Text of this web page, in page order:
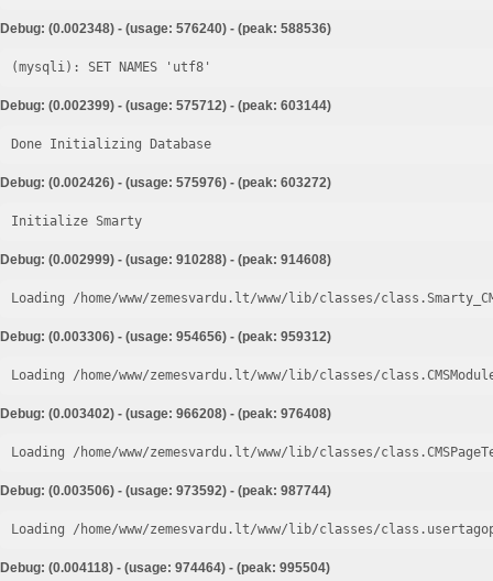
Debug: (0.002348) - (usage: 576240) - (peak: 588536)
Debug: (0.002399) - (usage: 575712) - (peak: 603144)
Done Initializing Database
Debug: (0.002426) - (usage: 575976) - (peak: 603272)
Initialize Smarty
Debug: (0.002999) - (usage: 910288) - (peak: 914608)
Loading /home/www/zemesvardu.lt/www/lib/classes/
Debug: (0.003306) - (usage: 954656) - (peak: 959312)
Loading /home/www/zemesvardu.lt/www/lib/classes/
Debug: (0.003402) - (usage: 966208) - (peak: 976408)
Loading /home/www/zemesvardu.lt/www/lib/classes/
Debug: (0.003506) - (usage: 973592) - (peak: 987744)
Loading /home/www/zemesvardu.lt/www/lib/classes/
Debug: (0.004118) - (usage: 974464) - (peak: 995504)